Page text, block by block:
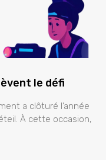
le défi
a clôturé l’année
À cette occasion,